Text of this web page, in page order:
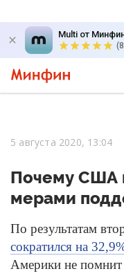
Multi от
5 августа 2020, 13:04
Почему США
мерами
По результатам
сократился на
Америки не помнит